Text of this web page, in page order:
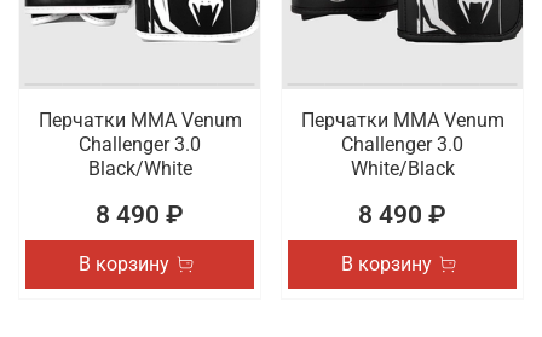
Перчатки ММА Venum
Challenger 3.0
Black/White
8 490 ₽
В корзину
Перчатки ММА Venum
Challenger 3.0
White/Black
8 490 ₽
В корзину